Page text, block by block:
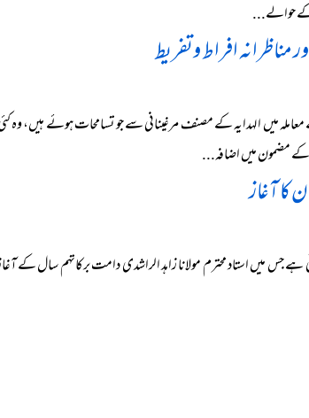
حوالے...
افراط وتفریط
میں الہدایہ کے مصنف مرغینانی سے جو تسامحات ہوئے ہیں، وہ
کا آغاز
ہے جس میں استاد محترم مولانا زاہد الراشدی دامت برکاتہم سال کے